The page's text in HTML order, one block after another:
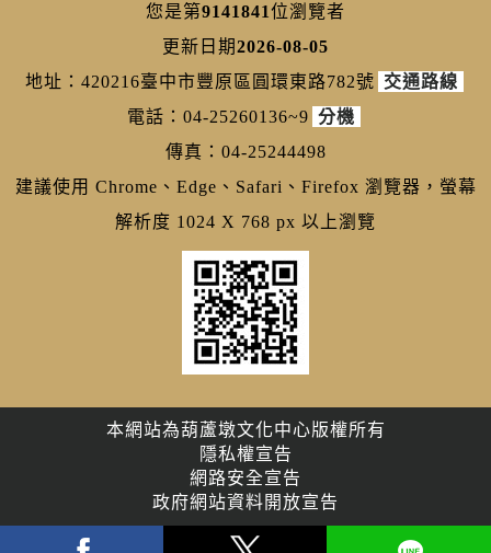
您是第9141841位瀏覽者
更新日期2026-08-05
地址：420216臺中市豐原區圓環東路782號 交通路線
電話：04-25260136~9 分機
傳真：04-25244498
建議使用 Chrome、Edge、Safari、Firefox 瀏覽器，螢幕
解析度 1024 X 768 px 以上瀏覽
本網站為葫蘆墩文化中心版權所有
隱私權宣告
網路安全宣告
政府網站資料開放宣告